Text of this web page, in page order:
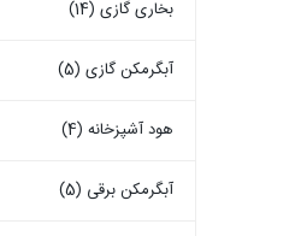
بخاری گازی (14)
آبگرمکن گازی (5)
هود آشپزخانه (4)
آبگرمکن برقی (5)